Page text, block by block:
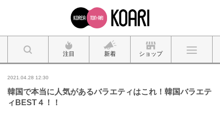
注目 新着 ショップ
2021.04.28 12:30
韓国で本当に人気があるバラエティはこれ！韓国バラエテ
ィBEST４！！